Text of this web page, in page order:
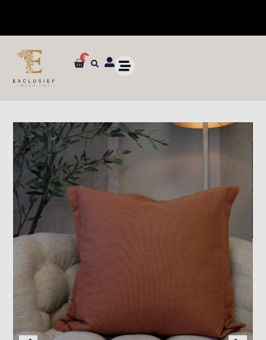
✓ Dé specialist in zijden bloemen en planten van ultieme kwaliteit
0